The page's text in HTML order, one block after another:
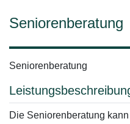
Seniorenberatung
Seniorenberatung
Die Seniorenberatung